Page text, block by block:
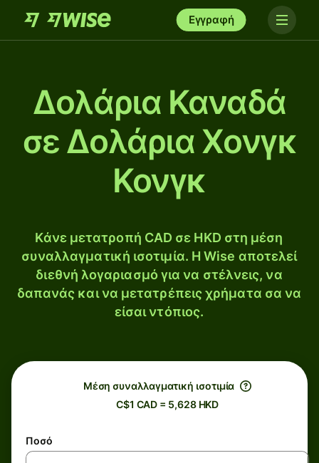
Εγγραφή
Δολάρια Καναδά
σε Δολάρια Χονγκ
Κονγκ
Κάνε μετατροπή CAD σε HKD στη μέση
συναλλαγματική ισοτιμία. Η Wise αποτελεί
διεθνή λογαριασμό για να στέλνεις, να
δαπανάς και να μετατρέπεις χρήματα σα να
είσαι ντόπιος.
Μέση συναλλαγματική ισοτιμία
C$1 CAD = 5,628 HKD
Ποσό